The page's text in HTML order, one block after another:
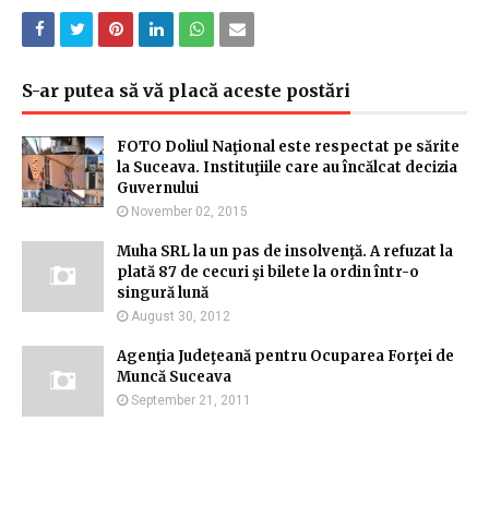
S-ar putea să vă placă aceste postări
FOTO Doliul Naţional este respectat pe sărite
la Suceava. Instituţiile care au încălcat decizia
Guvernului
November 02, 2015
Muha SRL la un pas de insolvenţă. A refuzat la
plată 87 de cecuri şi bilete la ordin într-o
singură lună
August 30, 2012
Agenţia Judeţeană pentru Ocuparea Forţei de
Muncă Suceava
September 21, 2011